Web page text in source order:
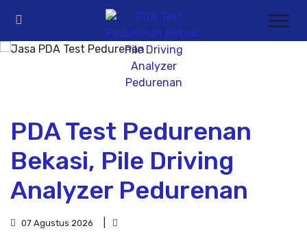
PDA Test Pedurenan
Bekasi, Pile Driving
Analyzer Pedurenan
07 Agustus 2026